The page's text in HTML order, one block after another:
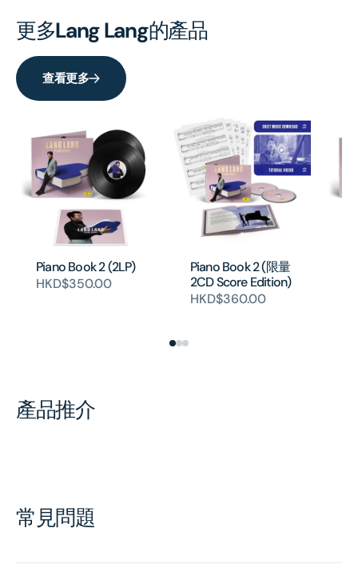
更多Lang Lang的產品
查看更多
Piano Book 2 (2LP)
HKD$350.00
Piano Book 2 (限量
2CD Score Edition)
HKD$360.00
產品推介
常見問題